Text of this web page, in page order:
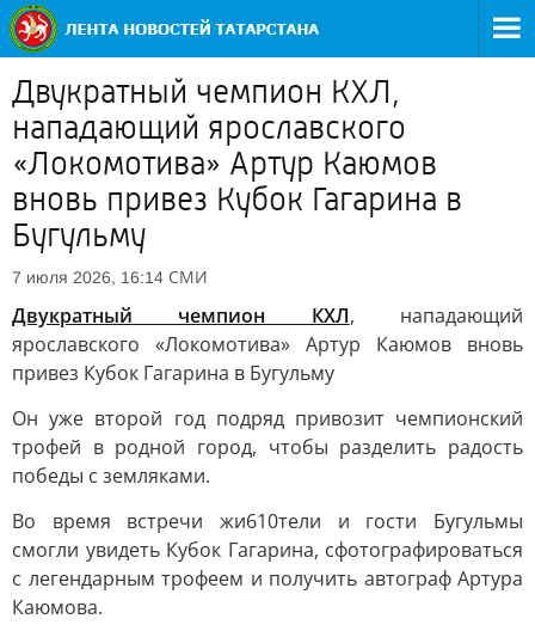
Двукратный чемпион КХЛ,
нападающий ярославского
«Локомотива» Артур Каюмов
вновь привез Кубок Гагарина в
Бугульму
7 июля 2026, 16:14 СМИ
Двукратный чемпион КХЛ, нападающий
ярославского «Локомотива» Артур Каюмов вновь
привез Кубок Гагарина в Бугульму
Он уже второй год подряд привозит чемпионский
трофей в родной город, чтобы разделить радость
победы с земляками.
Во время встречи жи610тели и гости Бугульмы
смогли увидеть Кубок Гагарина, сфотографироваться
с легендарным трофеем и получить автограф Артура
Каюмова.